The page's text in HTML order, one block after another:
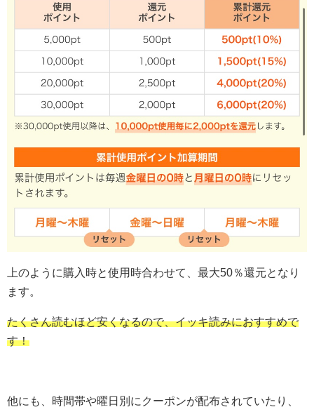
上のように購入時と使用時合わせて、最大50％還元となり
ます。
たくさん読むほど安くなるので、イッキ読みにおすすめで
す！
他にも、時間帯や曜日別にクーポンが配布されていたり、